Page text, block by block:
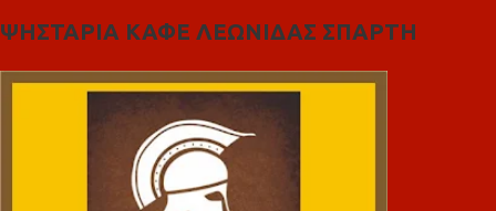
ΨΗΣΤΑΡΙΑ ΚΑΦΕ ΛΕΩΝΙΔΑΣ ΣΠΑΡΤΗ